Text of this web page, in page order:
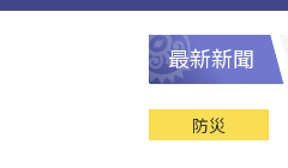
最新新聞
防災